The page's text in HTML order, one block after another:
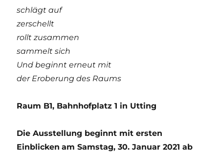
schlägt auf
zerschellt
rollt zusammen
sammelt sich
Und beginnt erneut mit
der Eroberung des Raums
Raum B1, Bahnhofplatz 1 in Utting
Die Ausstellung beginnt mit ersten
Einblicken am Samstag, 30. Januar 2021 ab